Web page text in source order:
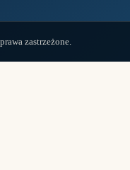
zastrzeżone.